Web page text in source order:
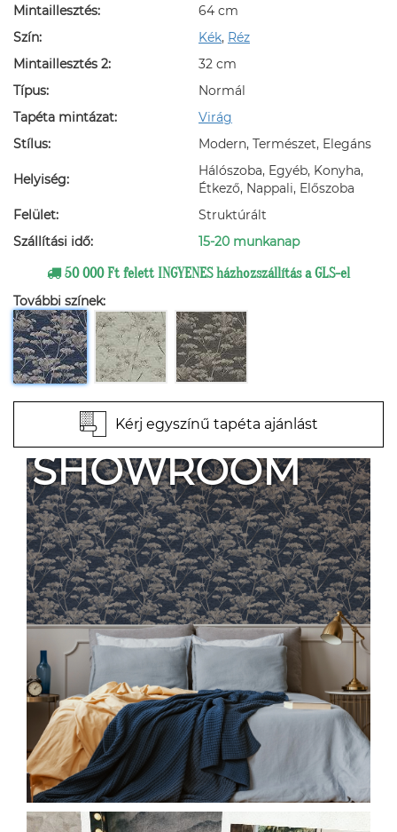
Mintaillesztés:
64 cm
Szín:
Kék, Réz
Mintaillesztés 2:
32 cm
Típus:
Normál
Tapéta mintázat:
Virág
Stílus:
Modern, Természet, Elegáns
Helyiség:
Hálószoba, Egyéb, Konyha,
Étkező, Nappali, Előszoba
Felület:
Struktúrált
Szállítási idő:
15-20 munkanap
50 000 Ft felett INGYENES házhozszállítás a GLS-el
További színek:
Kérj egyszínű tapéta ajánlást
SHOWROOM